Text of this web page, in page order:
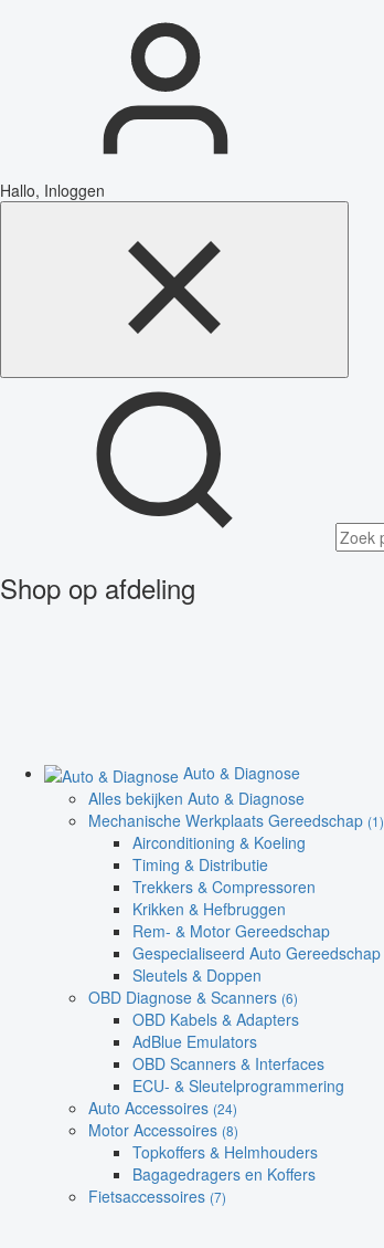
Hallo, Inloggen
Shop op afdeling
Auto & Diagnose
Alles bekijken Auto & Diagnose
Mechanische Werkplaats Gereedschap (1)
Airconditioning & Koeling
Timing & Distributie
Trekkers & Compressoren
Krikken & Hefbruggen
Rem- & Motor Gereedschap
Gespecialiseerd Auto Gereedschap
Sleutels & Doppen
OBD Diagnose & Scanners (6)
OBD Kabels & Adapters
AdBlue Emulators
OBD Scanners & Interfaces
ECU- & Sleutelprogrammering
Auto Accessoires (24)
Motor Accessoires (8)
Topkoffers & Helmhouders
Bagagedragers en Koffers
Fietsaccessoires (7)